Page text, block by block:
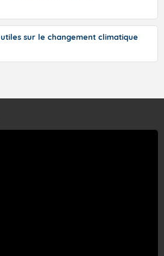
utiles sur le changement climatique